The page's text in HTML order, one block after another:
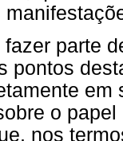
parte
pontos
em
o
nos